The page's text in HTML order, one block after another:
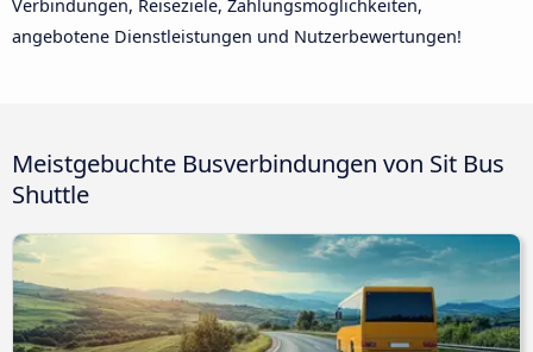
Verbindungen, Reiseziele, Zahlungsmöglichkeiten,
angebotene Dienstleistungen und Nutzerbewertungen!
Meistgebuchte Busverbindungen von Sit Bus
Shuttle